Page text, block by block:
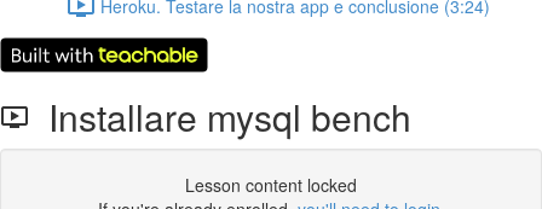
Heroku. Testare la nostra app e conclusione (3:24)
Installare mysql bench
Lesson content locked